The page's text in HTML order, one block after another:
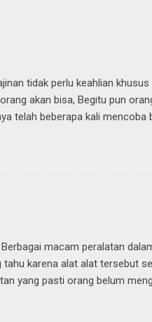
tidak perlu keahlian
akan bisa, Begitu pun
telah beberapa kali mencoba
payung kertas atau
dan peralatan yang
bahan atau bagian bagian
macam peralatan
karena alat alat tersebut
yang pasti orang belum
sama, namun itu secara